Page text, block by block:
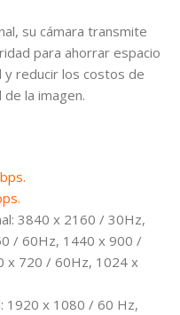
su cámara transmite
para ahorrar espacio
y reducir los costos de
la imagen.
3840 x 2160 / 30Hz,
/ 60Hz, 1440 x 900 /
x 720 / 60Hz, 1024 x
1920 x 1080 / 60 Hz,